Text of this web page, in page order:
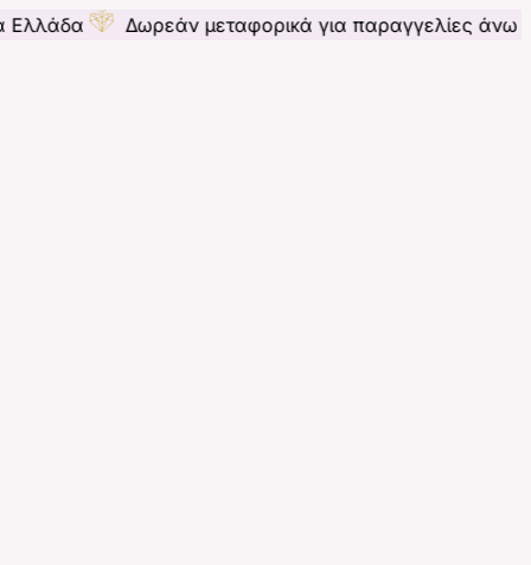
Δωρεάν μεταφορικά για παραγγελίες άνω των 70€